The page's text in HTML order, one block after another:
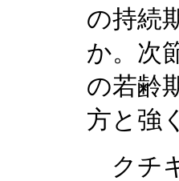
の持続
か。次
の若齢
方と強
クチ